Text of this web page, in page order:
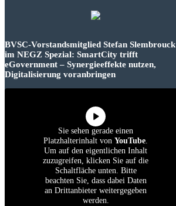
BVSC-Vorstandsmitglied Stefan Slembrouck
im NEGZ Spezial: SmartCity trifft
eGovernment – Synergieeffekte nutzen,
Digitalisierung voranbringen
Sie sehen gerade einen
Platzhalterinhalt von YouTube.
Um auf den eigentlichen Inhalt
zuzugreifen, klicken Sie auf die
Schaltfläche unten. Bitte
beachten Sie, dass dabei Daten
an Drittanbieter weitergegeben
werden.